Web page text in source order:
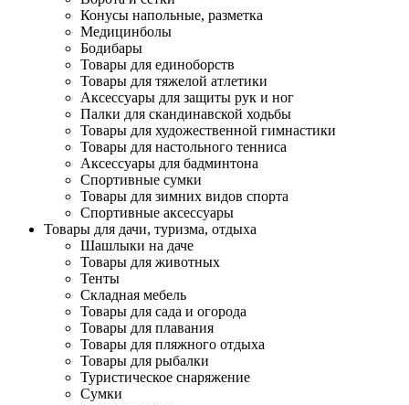
Конусы напольные, разметка
Медицинболы
Бодибары
Товары для единоборств
Товары для тяжелой атлетики
Аксессуары для защиты рук и ног
Палки для скандинавской ходьбы
Товары для художественной гимнастики
Товары для настольного тенниса
Аксессуары для бадминтона
Спортивные сумки
Товары для зимних видов спорта
Спортивные аксессуары
Товары для дачи, туризма, отдыха
Шашлыки на даче
Товары для животных
Тенты
Складная мебель
Товары для сада и огорода
Товары для плавания
Товары для пляжного отдыха
Товары для рыбалки
Туристическое снаряжение
Сумки